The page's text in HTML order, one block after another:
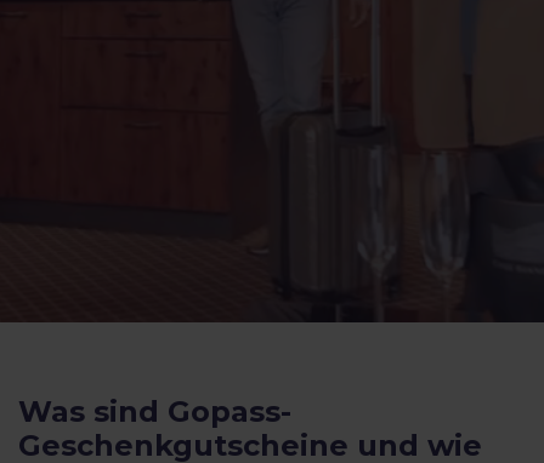
Was sind Gopass-
Geschenkgutscheine und wie